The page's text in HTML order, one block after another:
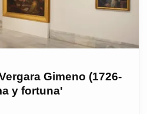
Gimeno (1726-
y fortuna'